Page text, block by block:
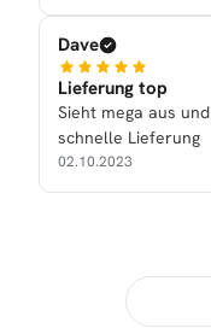
Dave
Lieferung top
Sieht mega aus und
schnelle Lieferung
02.10.2023